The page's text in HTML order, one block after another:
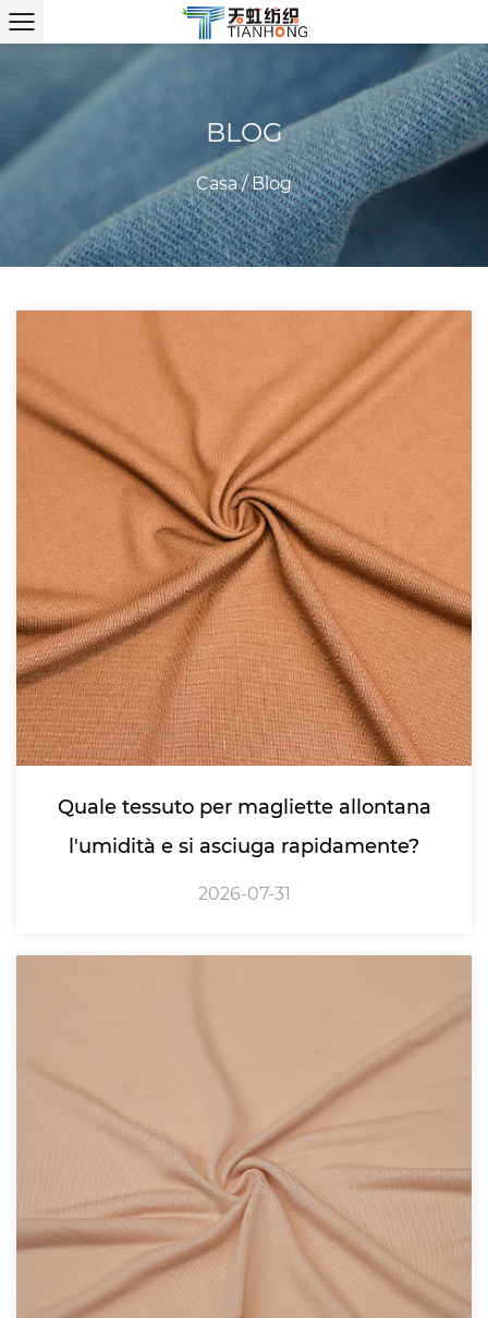
BLOG
Casa/Blog
Quale tessuto per magliette allontana
l'umidità e si asciuga rapidamente?
2026-07-31